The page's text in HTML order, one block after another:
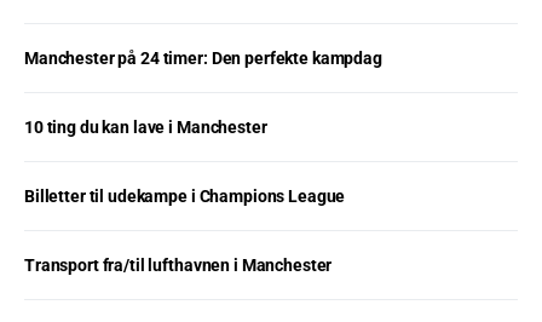
Manchester på 24 timer: Den perfekte kampdag
10 ting du kan lave i Manchester
Billetter til udekampe i Champions League
Transport fra/til lufthavnen i Manchester